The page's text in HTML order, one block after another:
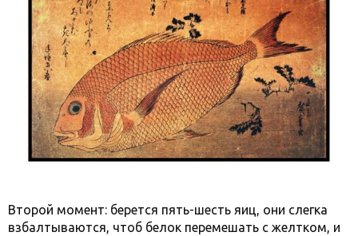
Второй момент: берется пять-шесть яиц, они слегка
взбалтываются, чтоб белок перемешать с желтком, и